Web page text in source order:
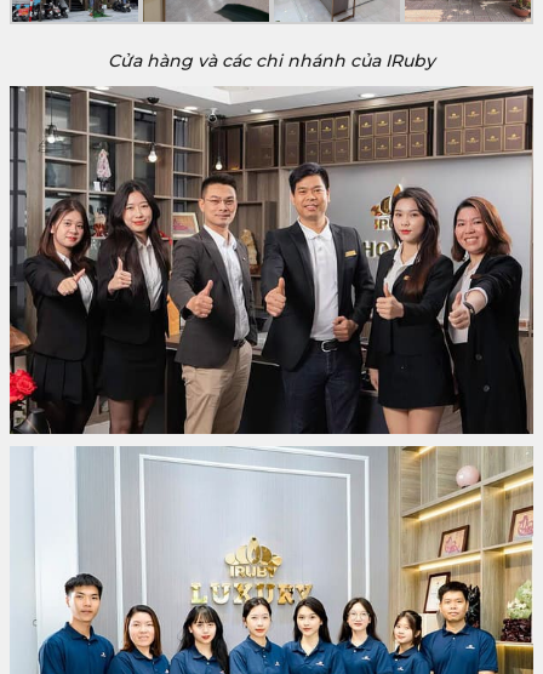
Cửa hàng và các chi nhánh của IRuby